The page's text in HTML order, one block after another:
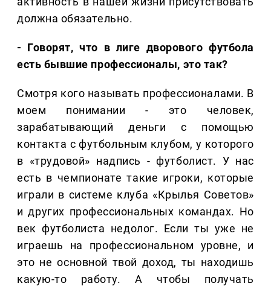
должна обязательно.
- Говорят, что в лиге дворового футбола
есть бывшие профессионалы, это так?
Смотря кого называть профессионалами. В
моем понимании - это человек,
зарабатывающий деньги с помощью
контакта с футбольным клубом, у которого
в «трудовой» надпись - футболист. У нас
есть в чемпионате такие игроки, которые
играли в системе клуба «Крылья Советов»
и других профессиональных командах. Но
век футболиста недолог. Если ты уже не
играешь на профессиональном уровне, и
это не основной твой доход, ты находишь
какую-то работу. А чтобы получать